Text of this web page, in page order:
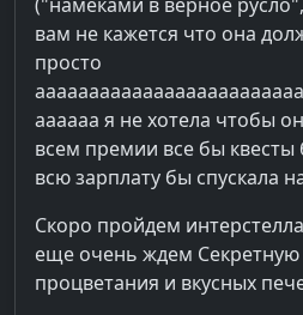
вам не кажется что она
просто
аааааа я не хотела чтобы
всем премии все бы квесты
всю зарплату бы спускала
Скоро пройдем
еще очень ждем
процветания и вкусных